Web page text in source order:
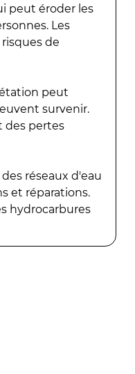
peut éroder les
Les
de
peut
survenir.
des pertes
réseaux d'eau
et réparations.
hydrocarbures